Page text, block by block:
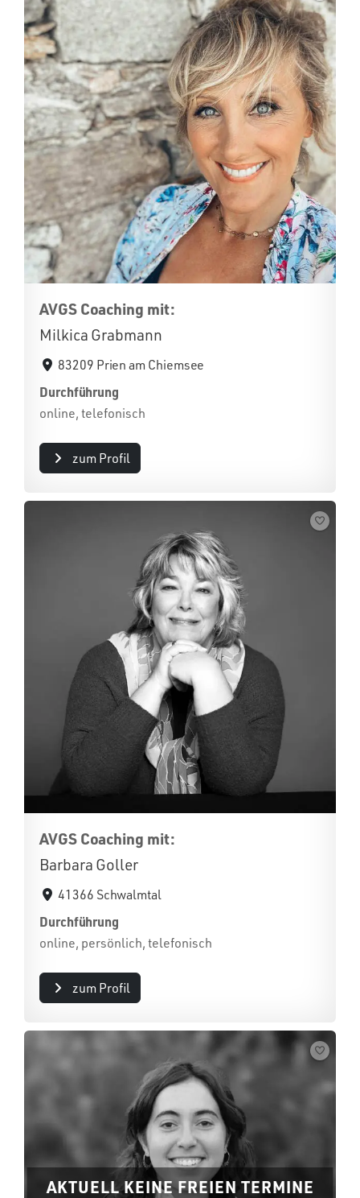
AVGS Coaching mit:
Milkica Grabmann
83209 Prien am Chiemsee
Durchführung
online, telefonisch
zum Profil
AVGS Coaching mit:
Barbara Goller
41366 Schwalmtal
Durchführung
online, persönlich, telefonisch
zum Profil
AKTUELL KEINE FREIEN TERMINE